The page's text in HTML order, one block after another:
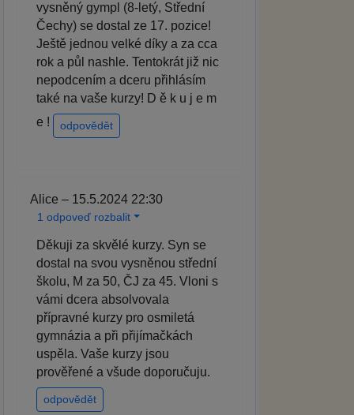
vysněný gympl (8-letý, Střední
Čechy) se dostal ze 17. pozice!
Ještě jednou velké díky a za cca
rok a půl nashle. Tentokrát již nic
nepodcením a dceru přihlásím
také na vaše kurzy! D ě k u j e m
e !
odpovědět
Alice – 15.5.2024 22:30
1 odpoveď rozbalit
Děkuji za skvělé kurzy. Syn se
dostal na svou vysněnou střední
školu, M za 50, ČJ za 45. Vloni s
vámi dcera absolvovala
přípravné kurzy pro osmiletá
gymnázia a při přijímačkách
uspěla. Vaše kurzy jsou
prověřené a všude doporučuju.
odpovědět